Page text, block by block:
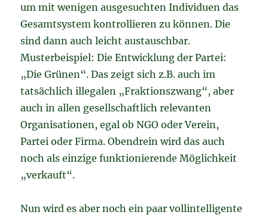
um mit wenigen ausgesuchten Individuen das
Gesamtsystem kontrollieren zu können. Die
sind dann auch leicht austauschbar.
Musterbeispiel: Die Entwicklung der Partei:
„Die Grünen“. Das zeigt sich z.B. auch im
tatsächlich illegalen „Fraktionszwang“, aber
auch in allen gesellschaftlich relevanten
Organisationen, egal ob NGO oder Verein,
Partei oder Firma. Obendrein wird das auch
noch als einzige funktionierende Möglichkeit
„verkauft“.
Nun wird es aber noch ein paar vollintelligente